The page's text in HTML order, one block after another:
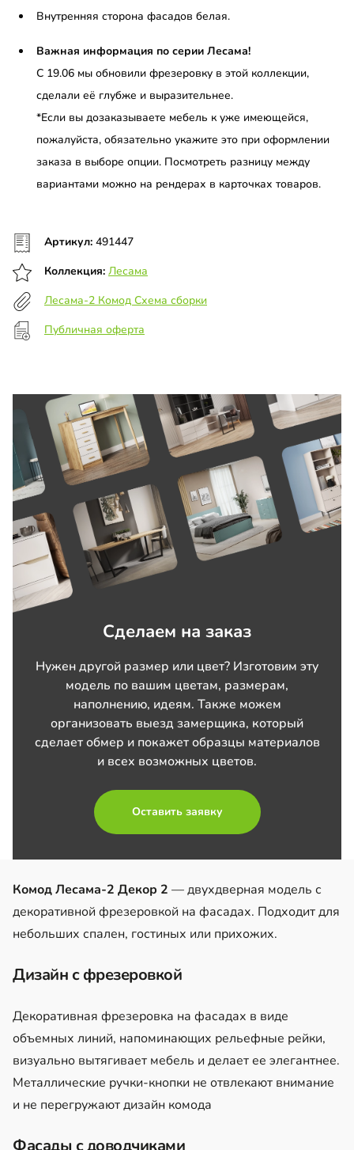
Внутренняя сторона фасадов белая.
Важная информация по серии Лесама!
С 19.06 мы обновили фрезеровку в этой коллекции,
сделали её глубже и выразительнее.
*Если вы дозаказываете мебель к уже имеющейся,
пожалуйста, обязательно укажите это при оформлении
заказа в выборе опции. Посмотреть разницу между
вариантами можно на рендерах в карточках товаров.
Артикул: 491447
Коллекция: Лесама
Лесама-2 Комод Схема сборки
Публичная оферта
Сделаем на заказ
Нужен другой размер или цвет? Изготовим эту
модель по вашим цветам, размерам,
наполнению, идеям. Также можем
организовать выезд замерщика, который
сделает обмер и покажет образцы материалов
и всех возможных цветов.
Оставить заявку
Комод Лесама-2 Декор 2 — двухдверная модель с
декоративной фрезеровкой на фасадах. Подходит для
небольших спален, гостиных или прихожих.
Дизайн с фрезеровкой
Декоративная фрезеровка на фасадах в виде
объемных линий, напоминающих рельефные рейки,
визуально вытягивает мебель и делает ее элегантнее.
Металлические ручки-кнопки не отвлекают внимание
и не перегружают дизайн комода
Фасады с доводчиками